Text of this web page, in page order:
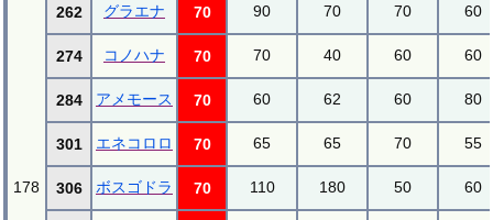
178
262 グラエナ 70 90 70 70 60
274 コノハナ 70 70 40 60 60
284 アメモース 70 60 62 60 80
301 エネコロロ 70 65 65 70 55
306 ボスゴドラ 70 110 180 50 60